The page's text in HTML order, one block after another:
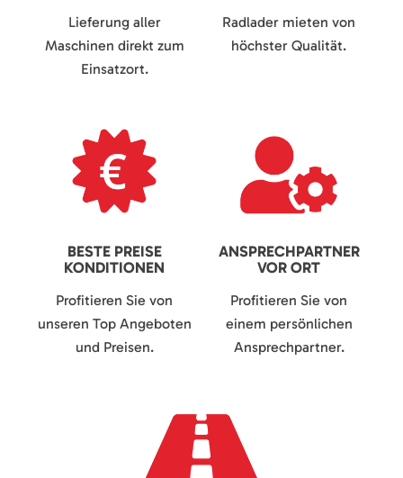
Lieferung aller
Maschinen direkt zum
Einsatzort.
Radlader mieten von
höchster Qualität.
BESTE PREISE
KONDITIONEN
Profitieren Sie von
unseren Top Angeboten
und Preisen.
ANSPRECHPARTNER
VOR ORT
Profitieren Sie von
einem persönlichen
Ansprechpartner.